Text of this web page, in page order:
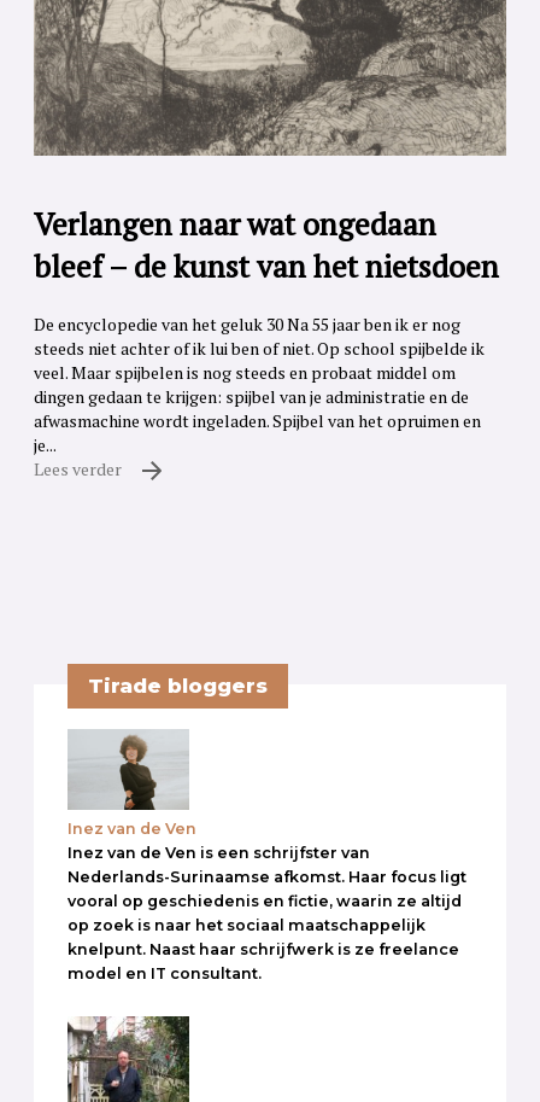
Verlangen naar wat ongedaan
bleef – de kunst van het nietsdoen
De encyclopedie van het geluk 30 Na 55 jaar ben ik er nog
steeds niet achter of ik lui ben of niet. Op school spijbelde ik
veel. Maar spijbelen is nog steeds en probaat middel om
dingen gedaan te krijgen: spijbel van je administratie en de
afwasmachine wordt ingeladen. Spijbel van het opruimen en
je...
Lees verder
Tirade bloggers
Inez van de Ven
Inez van de Ven is een schrijfster van
Nederlands-Surinaamse afkomst. Haar focus ligt
vooral op geschiedenis en fictie, waarin ze altijd
op zoek is naar het sociaal maatschappelijk
knelpunt. Naast haar schrijfwerk is ze freelance
model en IT consultant.